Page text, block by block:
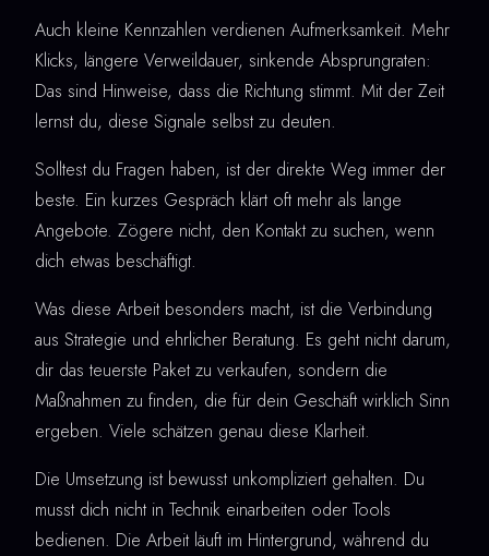
Auch kleine Kennzahlen verdienen Aufmerksamkeit. Mehr
Klicks, längere Verweildauer, sinkende Absprungraten:
Das sind Hinweise, dass die Richtung stimmt. Mit der Zeit
lernst du, diese Signale selbst zu deuten.
Solltest du Fragen haben, ist der direkte Weg immer der
beste. Ein kurzes Gespräch klärt oft mehr als lange
Angebote. Zögere nicht, den Kontakt zu suchen, wenn
dich etwas beschäftigt.
Was diese Arbeit besonders macht, ist die Verbindung
aus Strategie und ehrlicher Beratung. Es geht nicht darum,
dir das teuerste Paket zu verkaufen, sondern die
Maßnahmen zu finden, die für dein Geschäft wirklich Sinn
ergeben. Viele schätzen genau diese Klarheit.
Die Umsetzung ist bewusst unkompliziert gehalten. Du
musst dich nicht in Technik einarbeiten oder Tools
bedienen. Die Arbeit läuft im Hintergrund, während du